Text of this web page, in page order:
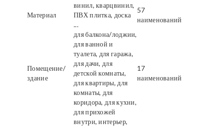
Материал
винил, кварцвинил,
ПВХ плитка, доска
...
57
наименований
Помещение/
здание
для балкона/лоджии,
для ванной и
туалета, для гаража,
для дачи, для
детской комнаты,
для квартиры, для
комнаты, для
коридора, для кухни,
для прихожей
17
наименований
внутри, интерьер,